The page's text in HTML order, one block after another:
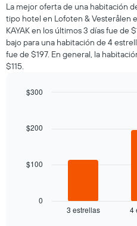
La mejor oferta de una habitación
tipo hotel en Lofoten & Vesterålen
KAYAK en los últimos 3 días fue de
bajo para una habitación de 4
fue de $197. En general, la
$115.
with
El
muestra
3 estrellas 4
0
$100
$200
$300